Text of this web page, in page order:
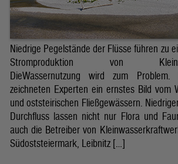
Niedrige Pegelstände der Flüsse führen zu
Stromproduktion von
DieWassernutzung wird zum
zeichneten Experten ein ernstes Bild vom
und oststeirischen Fließgewässern.
Durchfluss lassen nicht nur Flora und
auch die Betreiber von
Südoststeiermark, Leibnitz […]